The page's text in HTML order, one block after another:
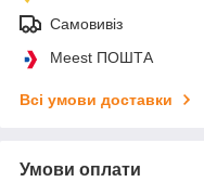
Самовивіз
Meest ПОШТА
Всі умови доставки
Умови оплати